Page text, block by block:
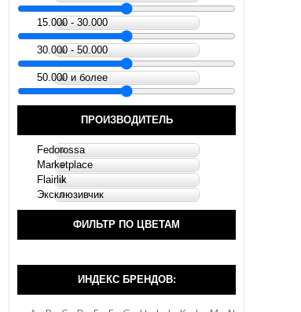
15.000 - 30.000
30.000 - 50.000
50.000 и более
ПРОИЗВОДИТЕЛЬ
Fedorossa
Marketplace
Flairlik
Эксклюзивчик
ФИЛЬТР ПО ЦВЕТАМ
ИНДЕКС БРЕНДОВ: